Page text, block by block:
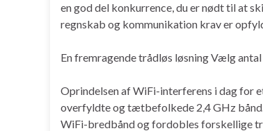
en god del konkurrence, du er nødt til at
regnskab og kommunikation krav er
En fremragende trådløs løsning Vælg
Oprindelsen af ​​WiFi-interferens i dag for
overfyldte og tætbefolkede 2,4 GHz
WiFi-bredbånd og fordobles forskellige